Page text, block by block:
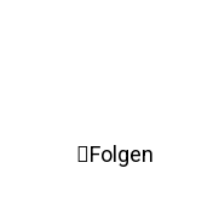
Folgen